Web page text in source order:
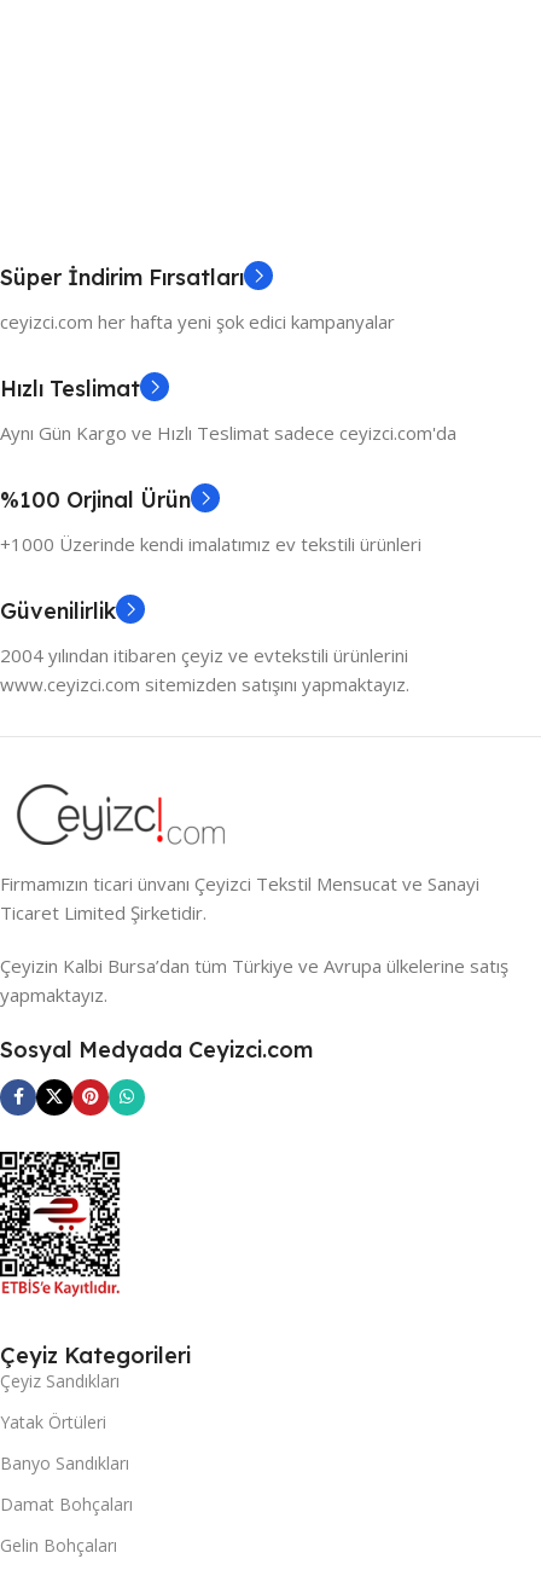
Süper İndirim Fırsatları
ceyizci.com her hafta yeni şok edici kampanyalar
Hızlı Teslimat
Aynı Gün Kargo ve Hızlı Teslimat sadece ceyizci.com'da
%100 Orjinal Ürün
+1000 Üzerinde kendi imalatımız ev tekstili ürünleri
Güvenilirlik
2004 yılından itibaren çeyiz ve evtekstili ürünlerini
www.ceyizci.com sitemizden satışını yapmaktayız.
Firmamızın ticari ünvanı Çeyizci Tekstil Mensucat ve Sanayi
Ticaret Limited Şirketidir.
Çeyizin Kalbi Bursa’dan tüm Türkiye ve Avrupa ülkelerine satış
yapmaktayız.
Sosyal Medyada Ceyizci.com
Çeyiz Kategorileri
Çeyiz Sandıkları
Yatak Örtüleri
Banyo Sandıkları
Damat Bohçaları
Gelin Bohçaları